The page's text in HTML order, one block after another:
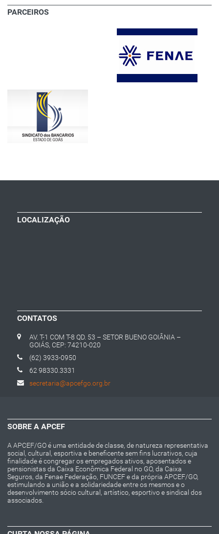
PARCEIROS
LOCALIZAÇÃO
CONTATOS
AV. T-1 COM T-8 QD. 53 – SETOR BUENO GOIÂNIA –
GOIÁS, CEP: 74210-020
(62) 3933-0950
62 98330.3331
secretaria@apcefgo.org.br
SOBRE A APCEF
A APCEF/GO é uma entidade de classe, de natureza representativa
social, cultural, esportiva e beneficente sem fins lucrativos, cuja
finalidade é congregar os empregados ativos, aposentados e
pensionistas da Caixa Econômica Federal no GO, da Caixa
Seguros, da Fenae Federação, FUNCEF e da própria APCEF/GO,
estimulando a união e a solidariedade entre os mesmos e o
desenvolvimento sócio cultural, artístico, esportivo e sindical dos
associados.